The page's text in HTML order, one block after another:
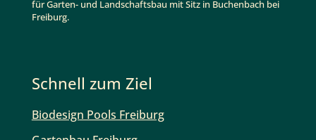
für Garten- und Landschaftsbau mit Sitz in Buchenbach bei
Freiburg.
Schnell zum Ziel
Biodesign Pools Freiburg